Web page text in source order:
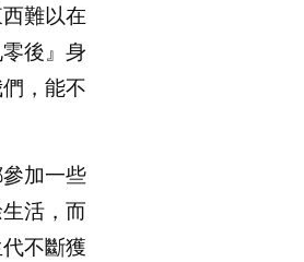
難以在
後』身
，能不
加一些
活，而
不斷獲